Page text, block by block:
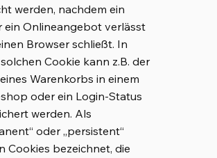
werden, nachdem ein
ein Onlineangebot verlässt
Browser schließt. In
Cookie kann z.B. der
Warenkorbs in einem
oder ein Login-Status
werden. Als
oder „persistent“
Cookies bezeichnet, die